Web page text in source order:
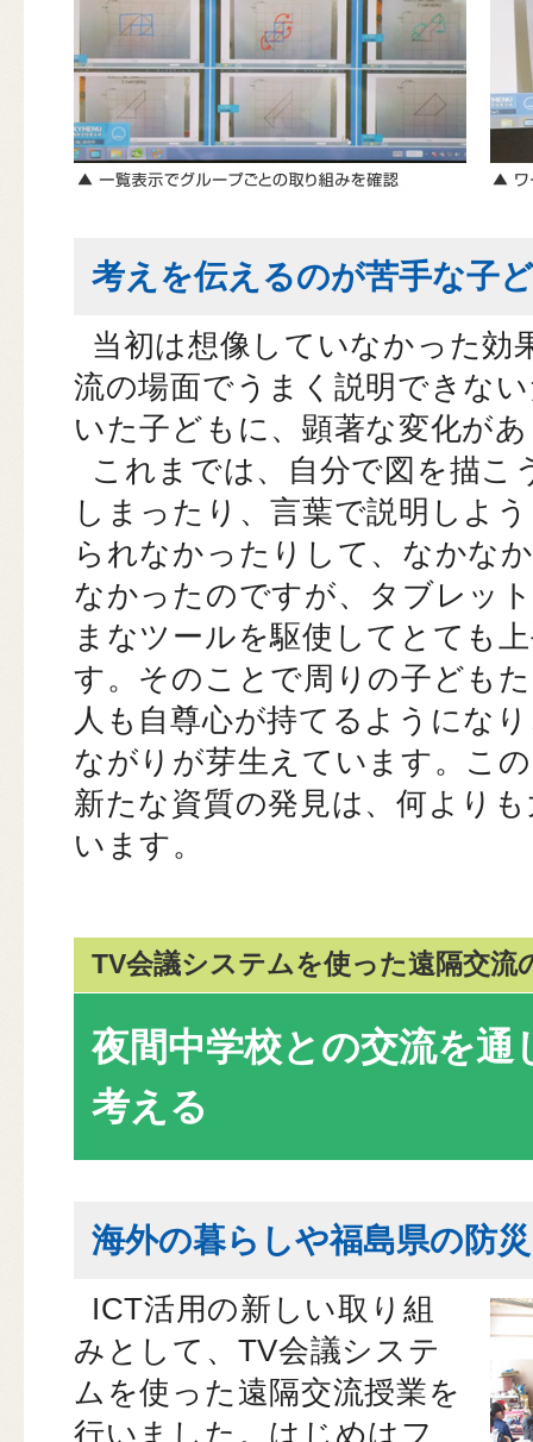
考えを伝えるのが苦手な子
当初は想像していなかった効
流の場面でうまく説明できな
いた子どもに、顕著な変化が
これまでは、自分で図を描こ
しまったり、言葉で説明しよ
られなかったりして、なかな
なかったのですが、タブレッ
まなツールを駆使してとても
す。そのことで周りの子ども
人も自尊心が持てるようにな
ながりが芽生えています。こ
新たな資質の発見は、何より
います。
TV会議システムを使った遠隔交流
夜間中学校との交流を通
考える
海外の暮らしや福島県の防
ICT活用の新しい取り組
みとして、TV会議システ
ムを使った遠隔交流授業を
行いました。はじめはフ